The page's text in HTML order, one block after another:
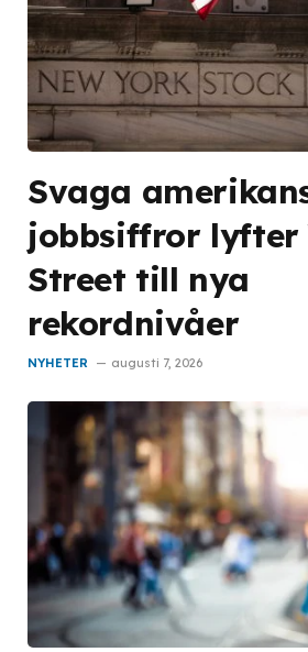
Svaga
jobbsiffror lyfter
Street till nya
rekordnivåer
NYHETER augusti 7, 2026